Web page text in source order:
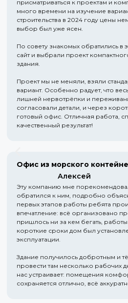
присматриваться к проектам и
много времени на изучение
строительства в 2024 году цены
выбор был уже ясен.
По совету знакомых обратились в
сайт и выбрали проект
здания.
Проект мы не меняли, взяли
вариант. Особенно радует, что
лишней нервотрёпки и
согласовали детали, и через
готовый офис. Отличная работа,
качественный результат!
Офис из морского
Алексей
Эту компанию мне
обратился к ним, подробно
первых этапов работы ребята
впечатление: всё организовано
пришлось ни за кем бегать,
короткие сроки дом был
эксплуатации.
Здание получилось добротным и
провести там несколько рабочих
нас устраивает: помещения
сохраняется отлично, всё